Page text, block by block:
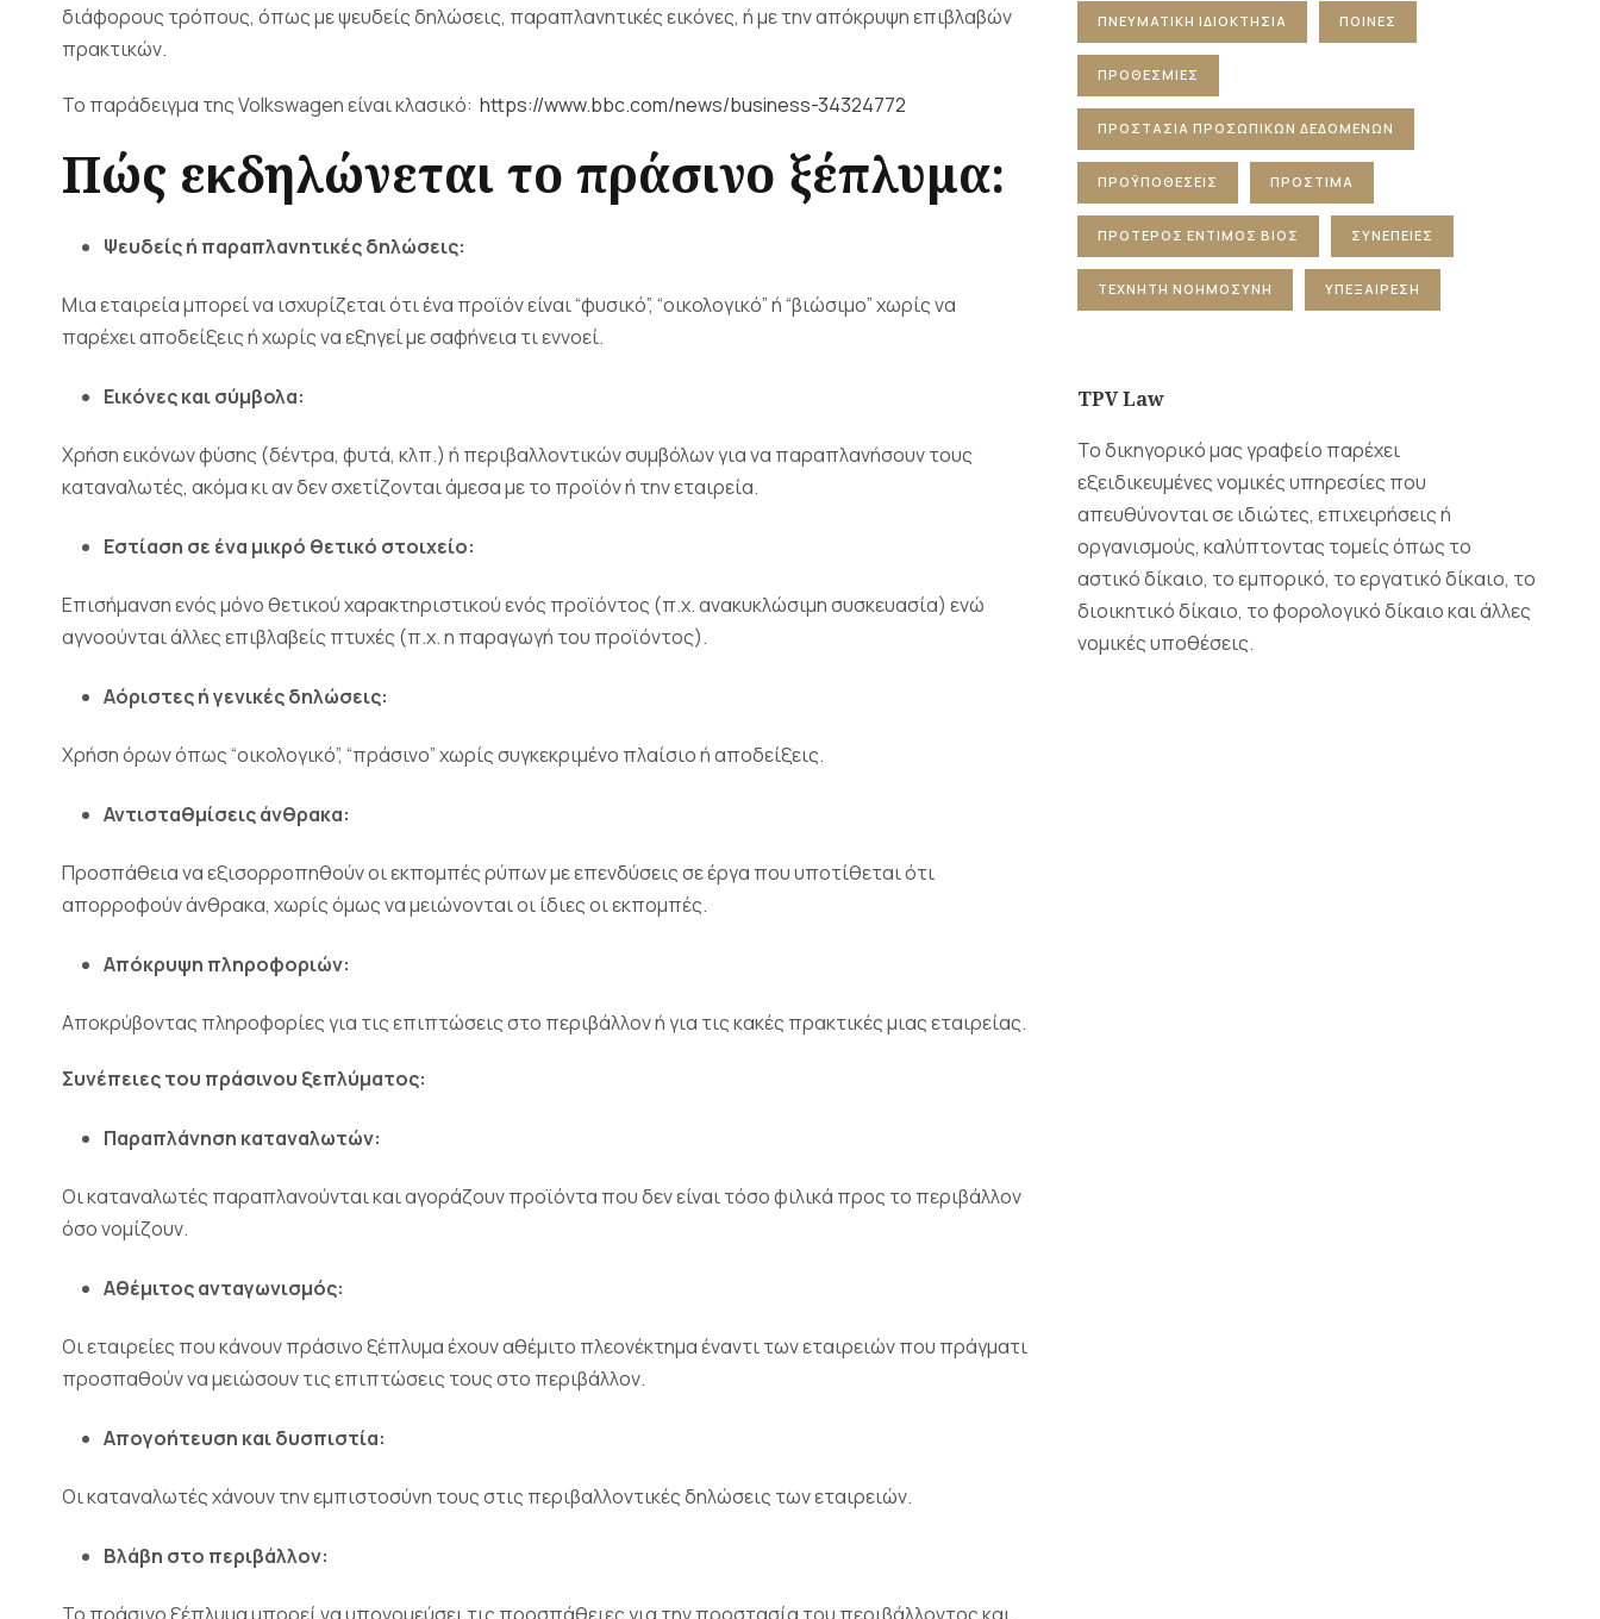
διάφορους τρόπους, όπως με ψευδείς δηλώσεις, παραπλανητικές εικόνες, ή με την απόκρυψη επιβλαβών
πρακτικών.
Το παράδειγμα της Volkswagen είναι κλασικό: https://www.bbc.com/news/business-34324772
Πώς εκδηλώνεται το πράσινο ξέπλυμα:
Ψευδείς ή παραπλανητικές δηλώσεις:
Μια εταιρεία μπορεί να ισχυρίζεται ότι ένα προϊόν είναι “φυσικό”, “οικολογικό” ή “βιώσιμο” χωρίς να
παρέχει αποδείξεις ή χωρίς να εξηγεί με σαφήνεια τι εννοεί.
Εικόνες και σύμβολα:
Χρήση εικόνων φύσης (δέντρα, φυτά, κλπ.) ή περιβαλλοντικών συμβόλων για να παραπλανήσουν τους
καταναλωτές, ακόμα κι αν δεν σχετίζονται άμεσα με το προϊόν ή την εταιρεία.
Εστίαση σε ένα μικρό θετικό στοιχείο:
Επισήμανση ενός μόνο θετικού χαρακτηριστικού ενός προϊόντος (π.χ. ανακυκλώσιμη συσκευασία) ενώ
αγνοούνται άλλες επιβλαβείς πτυχές (π.χ. η παραγωγή του προϊόντος).
Αόριστες ή γενικές δηλώσεις:
Χρήση όρων όπως “οικολογικό”, “πράσινο” χωρίς συγκεκριμένο πλαίσιο ή αποδείξεις.
Αντισταθμίσεις άνθρακα:
Προσπάθεια να εξισορροπηθούν οι εκπομπές ρύπων με επενδύσεις σε έργα που υποτίθεται ότι
απορροφούν άνθρακα, χωρίς όμως να μειώνονται οι ίδιες οι εκπομπές.
Απόκρυψη πληροφοριών:
Αποκρύβοντας πληροφορίες για τις επιπτώσεις στο περιβάλλον ή για τις κακές πρακτικές μιας εταιρείας.
Συνέπειες του πράσινου ξεπλύματος:
Παραπλάνηση καταναλωτών:
Οι καταναλωτές παραπλανούνται και αγοράζουν προϊόντα που δεν είναι τόσο φιλικά προς το περιβάλλον
όσο νομίζουν.
Αθέμιτος ανταγωνισμός:
Οι εταιρείες που κάνουν πράσινο ξέπλυμα έχουν αθέμιτο πλεονέκτημα έναντι των εταιρειών που πράγματι
προσπαθούν να μειώσουν τις επιπτώσεις τους στο περιβάλλον.
Απογοήτευση και δυσπιστία:
Οι καταναλωτές χάνουν την εμπιστοσύνη τους στις περιβαλλοντικές δηλώσεις των εταιρειών.
Βλάβη στο περιβάλλον:
ΠΝΕΥΜΑΤΙΚΉ ΙΔΙΟΚΤΗΣΊΑ ΠΟΙΝΈΣ
ΠΡΟΘΕΣΜΊΕΣ
ΠΡΟΣΤΑΣΊΑ ΠΡΟΣΩΠΙΚΏΝ ΔΕΔΟΜΈΝΩΝ
ΠΡΟΫΠΟΘΈΣΕΙΣ ΠΡΌΣΤΙΜΑ
ΠΡΌΤΕΡΟΣ ΈΝΤΙΜΟΣ ΒΊΟΣ ΣΥΝΈΠΕΙΕΣ
ΤΕΧΝΗΤΉ ΝΟΗΜΟΣΎΝΗ ΥΠΕΞΑΊΡΕΣΗ
TPV Law
Το δικηγορικό μας γραφείο παρέχει
εξειδικευμένες νομικές υπηρεσίες που
απευθύνονται σε ιδιώτες, επιχειρήσεις ή
οργανισμούς, καλύπτοντας τομείς όπως το
αστικό δίκαιο, το εμπορικό, το εργατικό δίκαιο, το
διοικητικό δίκαιο, το φορολογικό δίκαιο και άλλες
νομικές υποθέσεις.